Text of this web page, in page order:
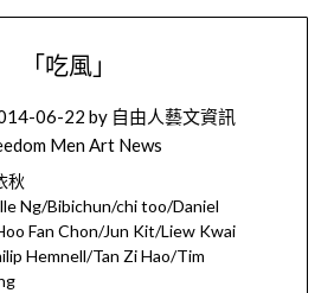
「吃風」
06-22 by 自由人藝文資訊
Men Art News
秋
Ng/Bibichun/chi too/Daniel
Fan Chon/Jun Kit/Liew Kwai
Hemnell/Tan Zi Hao/Tim